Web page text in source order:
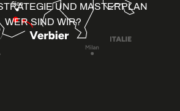
UND MASTERPLAN
WER SIND WIR?